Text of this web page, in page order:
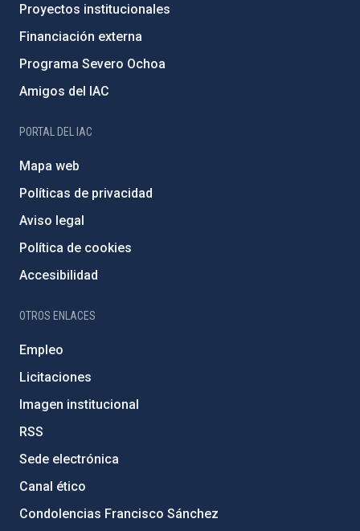
Proyectos institucionales
Financiación externa
Programa Severo Ochoa
Amigos del IAC
PORTAL DEL IAC
Mapa web
Políticas de privacidad
Aviso legal
Política de cookies
Accesibilidad
OTROS ENLACES
Empleo
Licitaciones
Imagen institucional
RSS
Sede electrónica
Canal ético
Condolencias Francisco Sánchez